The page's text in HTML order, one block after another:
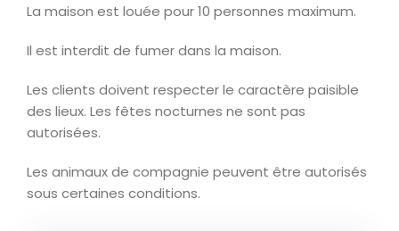
La maison est louée pour 10 personnes maximum.
Il est interdit de fumer dans la maison.
Les clients doivent respecter le caractère paisible
des lieux. Les fêtes nocturnes ne sont pas
autorisées.
Les animaux de compagnie peuvent être autorisés
sous certaines conditions.